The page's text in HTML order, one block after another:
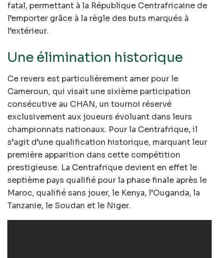
fatal, permettant à la République Centrafricaine de
l’emporter grâce à la règle des buts marqués à
l’extérieur.
Une élimination historique
Ce revers est particulièrement amer pour le
Cameroun, qui visait une sixième participation
consécutive au CHAN, un tournoi réservé
exclusivement aux joueurs évoluant dans leurs
championnats nationaux. Pour la Centrafrique, il
s’agit d’une qualification historique, marquant leur
première apparition dans cette compétition
prestigieuse. La Centrafrique devient en effet le
septième pays qualifié pour la phase finale après le
Maroc, qualifié sans jouer, le Kenya, l’Ouganda, la
Tanzanie, le Soudan et le Niger.